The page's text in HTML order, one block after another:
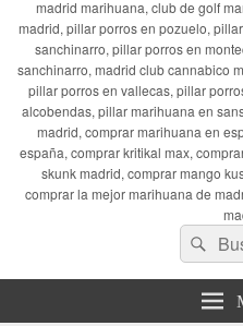
madrid marihuana, club de golf
madrid, pillar porros en pozuelo,
sanchinarro, pillar porros en
sanchinarro, madrid club cannabico
pillar porros en vallecas, pillar
alcobendas, pillar marihuana en
madrid, comprar marihuana en
españa, comprar kritikal max,
skunk madrid, comprar mango
comprar la mejor marihuana de
Buscar
por: